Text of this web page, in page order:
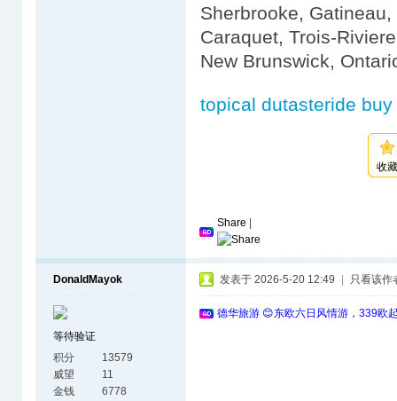
Sherbrooke,
Caraquet, Trois-
New Brunswick,
topical dutasteride
收
Share
DonaldMayok
等待验证
积分
13579
威望
11
金钱
6778
发表于 2026-5-20 12:49 只看该作
德华旅游 😊东欧六日风情游，339欧